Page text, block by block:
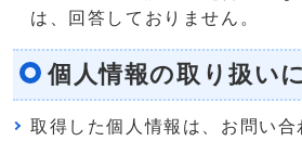
は、回答しておりません。
個人情報の取り扱い
取得した個人情報は、お問い合